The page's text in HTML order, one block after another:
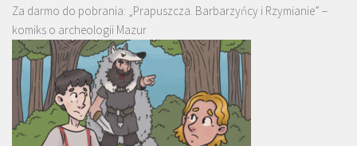
Za darmo do pobrania: „Prapuszcza. Barbarzyńcy i Rzymianie” –
komiks o archeologii Mazur